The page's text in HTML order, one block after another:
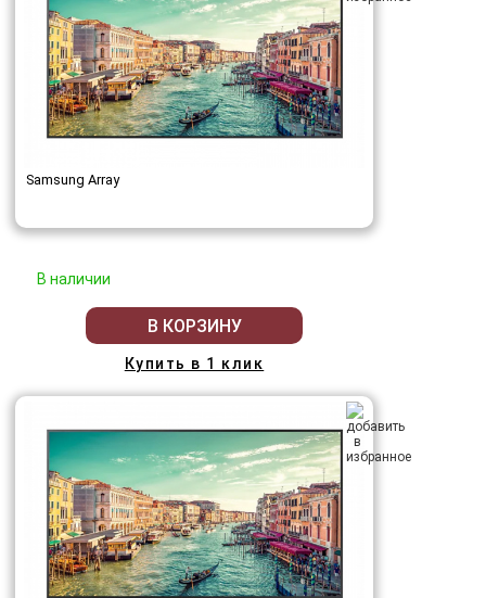
Samsung Array
В наличии
В КОРЗИНУ
Купить в 1 клик